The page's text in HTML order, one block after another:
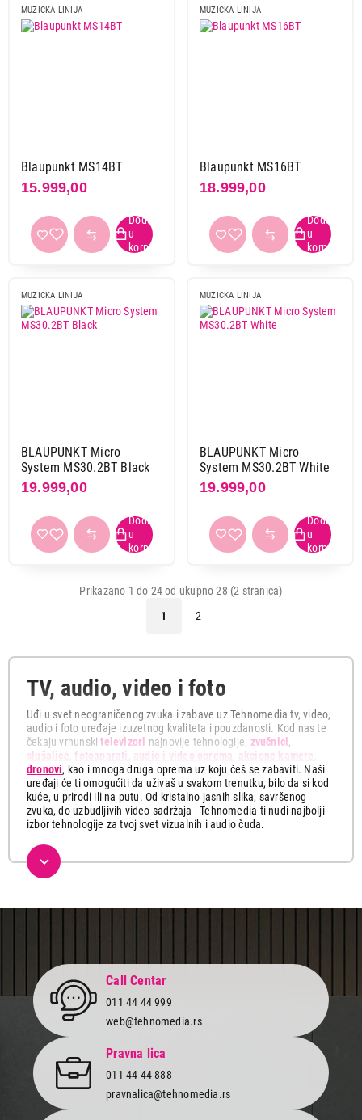
MUZICKA LINIJA
Blaupunkt MS14BT
15.999,00
MUZICKA LINIJA
Blaupunkt MS16BT
18.999,00
MUZICKA LINIJA
BLAUPUNKT Micro
System MS30.2BT Black
19.999,00
MUZICKA LINIJA
BLAUPUNKT Micro
System MS30.2BT White
19.999,00
Prikazano 1 do 24 od ukupno 28 (2 stranica)
1
2
TV, audio, video i foto
Uđi u svet neograničenog zvuka i zabave uz Tehnomedia tv, video,
audio i foto uređaje izuzetnog kvaliteta i pouzdanosti. Kod nas te
čekaju vrhunskitelevizori najnovije tehnologije, zvučnici,
slušalice ,fotoaparati audio i video oprema akcione kamere
dronovi, kao i mnoga druga oprema uz koju ćeš se zabaviti. Naši
uređaji će ti omogućiti da uživaš u svakom trenutku, bilo da si kod
kuće, u prirodi ili na putu. Od kristalno jasnih slika, savršenog
zvuka, do uzbudljivih video sadržaja - Tehnomedia ti nudi najbolji
izbor tehnologije za tvoj svet vizualnih i audio čuda.
Ovde možeš pronaći najnovije multimedijalne uređaje koji će ti
pružiti uzbudljive trenutke sa tvojim najmilijima. Istraži našu
ponudu koja obuhvata širok spektar vrhunskih televizora sa
vrhunskih zvučnika kao i kvalitetnih fotoaparata za snimanje
Gledaj svoje omiljene filmove, serije i sportske događaje sa
neverovatnim realizmom i osećajem da si deo svake scene.
Ponesi svoj fotoaparat svuda sa sobom i zabeleži svaku
nezaboravnu uspomenu. Snimaj važne događaje, putovanja i
posebne trenutke našim kamerama sa kristalno jasnim detaljima i
profesionalnim efektima.
Bez obzira da li želiš da poboljšaš svoj dom novim sistemom
zvučnika, ili voliš da slušaš muziku u prirodi sa društvom, u
Tehnomedia ponudi ćeš pronaći sve o čemu si ikada maštao. Za
Call Centar
011 44 44 999
web@tehnomedia.rs
Pravna lica
011 44 44 888
pravnalica@tehnomedia.rs